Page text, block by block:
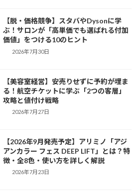
【脱・価格競争】スタバやDysonに学
ぶ！サロンが「高単価でも選ばれる付加
価値」をつける10のヒント
2026年7月30日
【美容室経営】安売りせずに予約が埋ま
る！航空チケットに学ぶ「2つの客層」
攻略と値付け戦略
2026年7月27日
【2026年9月発売予定】アリミノ「アジ
アンカラー フェス DEEP LIFT」とは？特
徴・全8色・使い方を詳しく解説
2026年7月23日